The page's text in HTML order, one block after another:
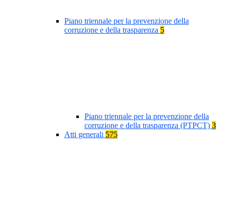
Piano triennale per la prevenzione della
corruzione e della trasparenza 5
Piano triennale per la prevenzione della
corruzione e della trasparenza (PTPCT) 3
Atti generali 575